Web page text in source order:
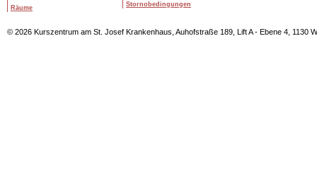
Räume
Stornobedingungen
© 2026 Kurszentrum am St. Josef Krankenhaus, Auhofstraße 189, Lift A - Ebene 4, 1130